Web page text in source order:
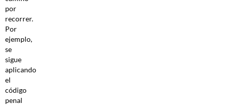
por
recorrer.
Por
ejemplo,
se
sigue
aplicando
el
código
penal